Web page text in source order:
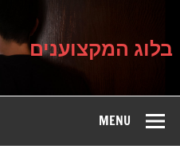
על עיצוב, שיפוץ וטיפוח הבית
בלוג המקצוענים
MENU